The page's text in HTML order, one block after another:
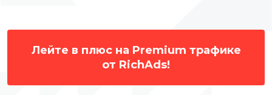
Лейте в плюс на Premium трафике
от RichAds!